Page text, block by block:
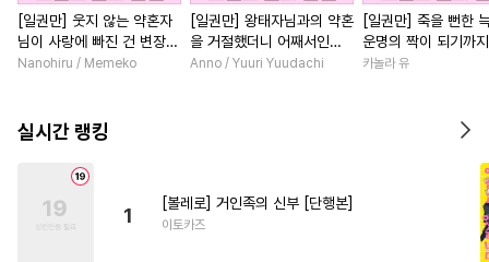
[일권만] 웃지 않는 약혼자
님이 사랑에 빠진 건 변장한
저인 것 같습니다 [단행본]
Nanohiru / Memeko
[일권만] 왕태자님과의 약혼
을 거절했더니 어째서인지
얀데레로 돌변했습니다 [단
Anno / Yuuri Yuudachi
[일권만] 죽을 뻔한
운명의 짝이 되기까
본]
카놀라 유
실시간 랭킹
1
[볼레로] 거인족의 신부 [단행본]
이토카즈